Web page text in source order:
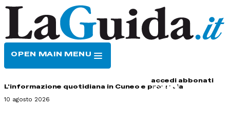
OPEN MAIN MENU
accedi abbonati
L'informazione quotidiana in Cuneo e provincia
10 agosto 2026